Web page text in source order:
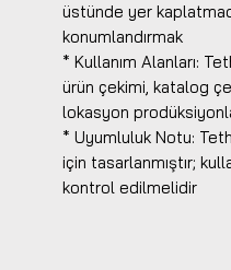
üstünde yer
konumlandırmak
* Kullanım Alanları:
ürün çekimi, katalog
lokasyon
* Uyumluluk Notu:
için tasarlanmıştır;
kontrol edilmelidir